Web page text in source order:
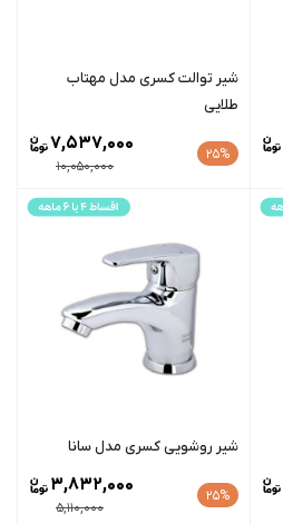
شیر توالت کسری مدل مهتاب
طلایی
25%
10,050,000
7,537,000
شیر روشویی کسری مدل سانا
25%
5,110,000
3,832,000